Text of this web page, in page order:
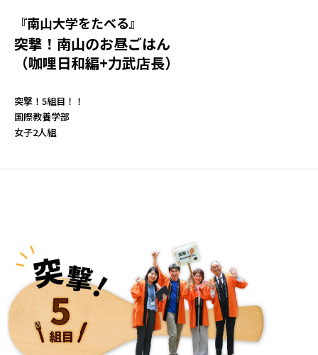
『南山大学をたべる』
突撃！南山のお昼ごはん
（咖哩日和編+力武店長）
突撃！5組目！！
国際教養学部
女子2人組